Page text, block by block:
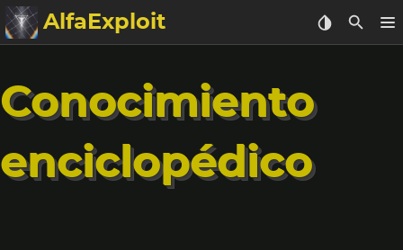
AlfaExploit
Archivo
Info
Conocimiento
enciclopédico